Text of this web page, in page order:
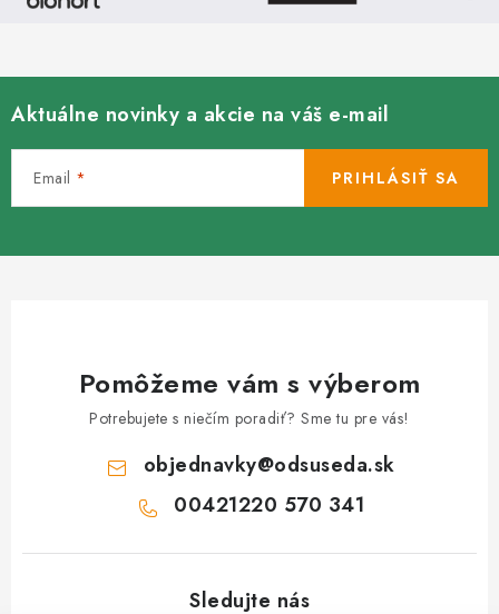
p
r
v
k
v
Aktuálne novinky a akcie na váš e-mail
Email PRIHLÁSIŤ SA
Pomôžeme vám s výberom
Potrebujete s niečím poradiť? Sme tu pre vás!
objednavky@odsuseda.sk
00421220 570 341